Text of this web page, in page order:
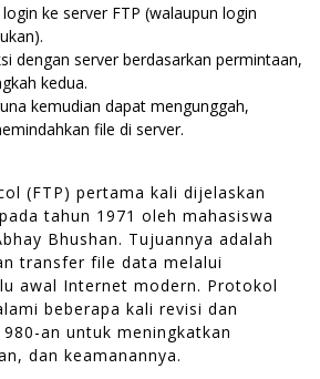
ke server FTP (walaupun login
dengan server berdasarkan permintaan,
kedua.
kemudian dapat mengunggah,
file di server.
(FTP) pertama kali dijelaskan
tahun 1971 oleh mahasiswa
Bhushan. Tujuannya adalah
transfer file data melalui
awal Internet modern. Protokol
beberapa kali revisi dan
an untuk meningkatkan
dan keamanannya.